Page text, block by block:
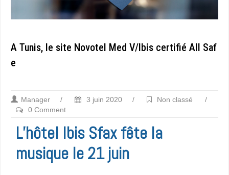
A Tunis, le site Novotel Med V/Ibis certifié All Saf
e
Manager / 3 juin 2020 / Non classé
/
0 Comment
L’hôtel Ibis Sfax fête la
musique le 21 juin